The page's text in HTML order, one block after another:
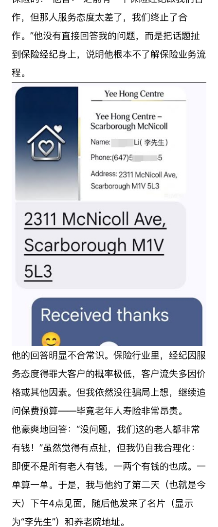
作，但那人服务态度太差了，我们终止了合
作。”他没有直接回答我的问题，而是把话题扯
到保险经纪身上，说明他根本不了解保险业务流
程。
他的回答明显不合常识。保险行业里，经纪因服
务态度得罪大客户的概率极低，客户流失多因价
格或其他因素。但我依然没往骗局上想，继续追
问保费预算——毕竟老年人寿险非常昂贵。
他豪爽地回答：“没问题，我们这的老人都非常
有钱！”虽然觉得有点扯，但我仍自我合理化：
即便不是所有老人有钱，一两个有钱的也成。一
单算一单。于是，我与他约了第二天（也就是今
天）下午4点见面，随后他发来了名片（显示
为“李先生”）和养老院地址。